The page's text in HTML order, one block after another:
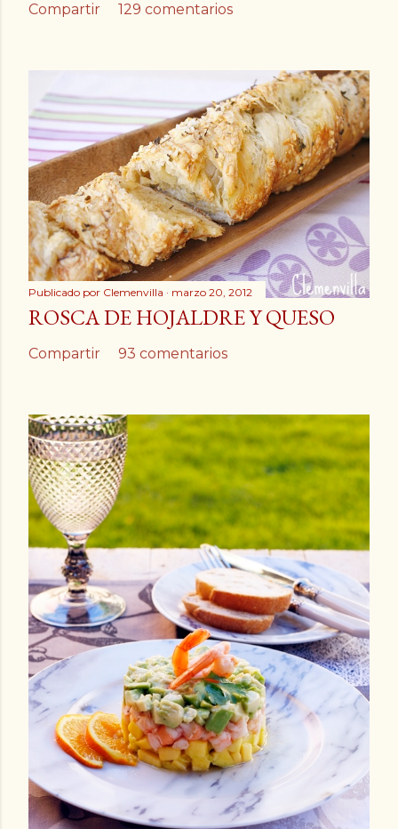
Compartir 129 comentarios
Publicado por Clemenvilla marzo 20, 2012
ROSCA DE HOJALDRE Y QUESO
Compartir 93 comentarios